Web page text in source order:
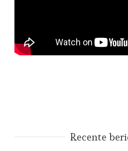
Recente